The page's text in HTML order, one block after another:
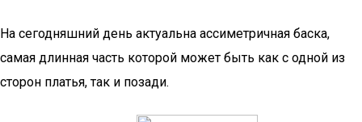
На сегодняшний день актуальна ассиметричная баска,
самая длинная часть которой может быть как с одной из
сторон платья, так и позади.